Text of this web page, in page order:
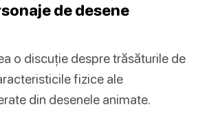
de desene
o discuție despre trăsăturile de
fizice ale
din desenele animate.